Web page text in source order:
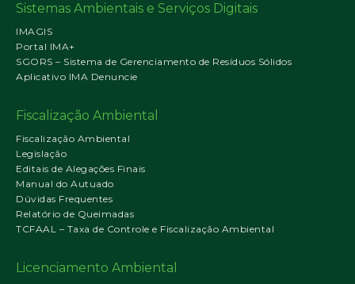
Sistemas Ambientais e Serviços Digitais
IMAGIS
Portal IMA+
SGORS – Sistema de Gerenciamento de Resíduos Sólidos
Aplicativo IMA Denuncie
Fiscalização Ambiental
Fiscalização Ambiental
Legislação
Editais de Alegações Finais
Manual do Autuado
Dúvidas Frequentes
Relatório de Queimadas
TCFAAL – Taxa de Controle e Fiscalização Ambiental
Licenciamento Ambiental